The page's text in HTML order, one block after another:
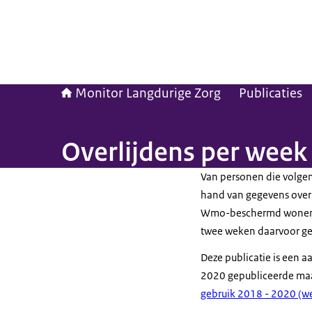
Monitor Langdurige Zorg Publicaties
Overlijdens per
Van personen die
hand van gegevens
Wmo-beschermd
twee weken daarvoor
Deze publicatie is een
2020 gepubliceerde
gebruik 2018 - 2020